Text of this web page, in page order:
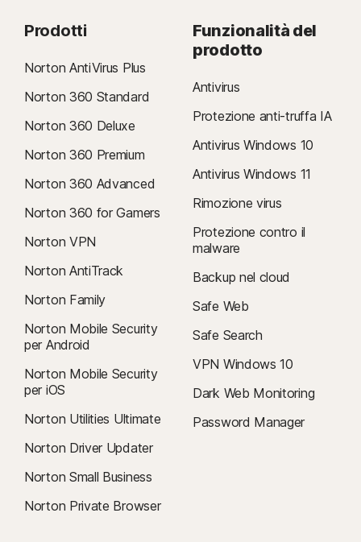
Prodotti
Norton AntiVirus Plus
Norton 360 Standard
Norton 360 Deluxe
Norton 360 Premium
Norton 360 Advanced
Norton 360 for Gamers
Norton VPN
Norton AntiTrack
Norton Family
Norton Mobile Security
per Android
Norton Mobile Security
per iOS
Norton Utilities Ultimate
Norton Driver Updater
Norton Small Business
Norton Private Browser
Funzionalità del
prodotto
Antivirus
Protezione anti-truffa IA
Antivirus Windows 10
Antivirus Windows 11
Rimozione virus
Protezione contro il
malware
Backup nel cloud
Safe Web
Safe Search
VPN Windows 10
Dark Web Monitoring
Password Manager